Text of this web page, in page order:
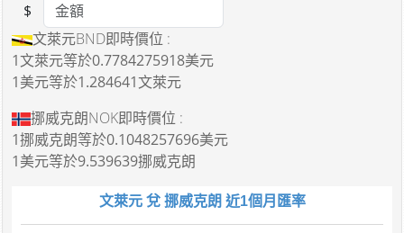
Amount
$
文萊元BND即時價位 :
1文萊元等於0.7784275918美元
1美元等於1.284641文萊元
挪威克朗NOK即時價位 :
1挪威克朗等於0.1048257696美元
1美元等於9.539639挪威克朗
文萊元 兌 挪威克朗 近1個月匯率